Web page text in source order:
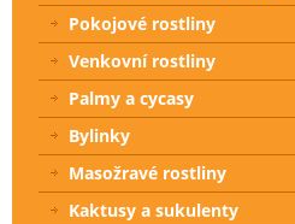
Pokojové rostliny
Venkovní rostliny
Palmy a cycasy
Bylinky
Masožravé rostliny
Kaktusy a sukulenty